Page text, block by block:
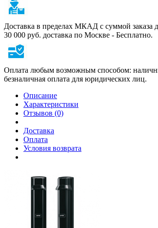
Доставка в пределах МКАД с суммой заказа
30 000 руб. доставка по Москве - Бесплатно.
Оплата любым возможным способом:
безналичная оплата для юридических лиц.
Описание
Характеристики
Отзывов (0)
Доставка
Оплата
Условия возврата